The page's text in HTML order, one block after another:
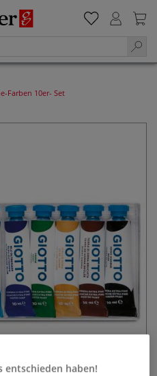
Farben 10er- Set
entschieden haben!